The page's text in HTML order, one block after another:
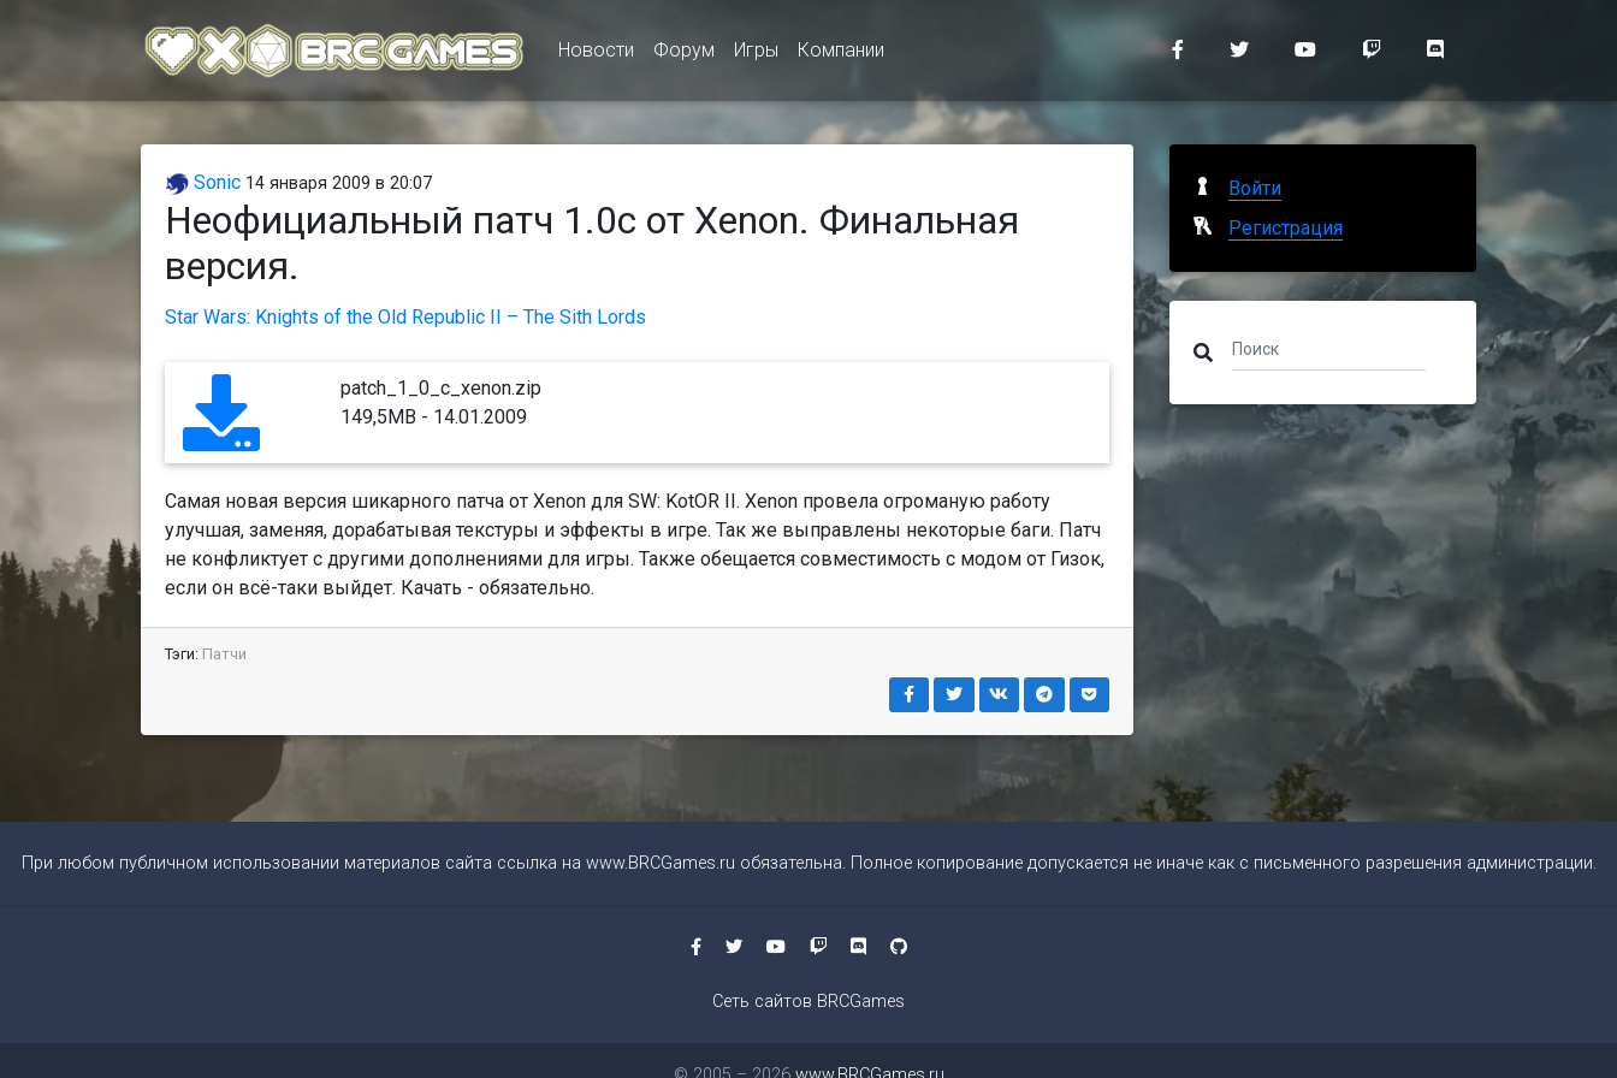
Новости Форум Игры Компании
Sonic 14 января 2009 в 20:07
Неофициальный патч 1.0c от Xenon. Финальная
версия.
Star Wars: Knights of the Old Republic II – The Sith Lords
patch_1_0_c_xenon.zip
149,5MB - 14.01.2009
Самая новая версия шикарного патча от Xenon для SW: KotOR II. Xenon провела огроманую работу
улучшая, заменяя, дорабатывая текстуры и эффекты в игре. Так же выправлены некоторые баги. Патч
не конфликтует с другими дополнениями для игры. Также обещается совместимость с модом от Гизок,
если он всё-таки выйдет. Качать - обязательно.
Тэги: Патчи
Войти
Регистрация
При любом публичном использовании материалов сайта ссылка на www.BRCGames.ru обязательна. Полное копирование допускается не иначе как с письменного разрешения администрации.
Сеть сайтов BRCGames